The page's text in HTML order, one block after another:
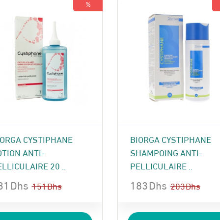
%
CYSTIPHANE
ANTI-
20 ..
151Dhs
Dhs
BIORGA CYSTIPHANE
SHAMPOING ANTI-
PELLICULAIRE ..
203Dhs
prix
183Dhs
prix